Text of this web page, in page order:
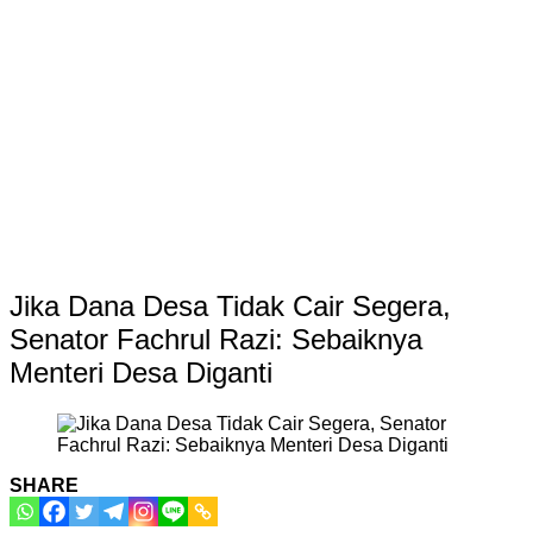
Jika Dana Desa Tidak Cair Segera,
Senator Fachrul Razi: Sebaiknya
Menteri Desa Diganti
SHARE